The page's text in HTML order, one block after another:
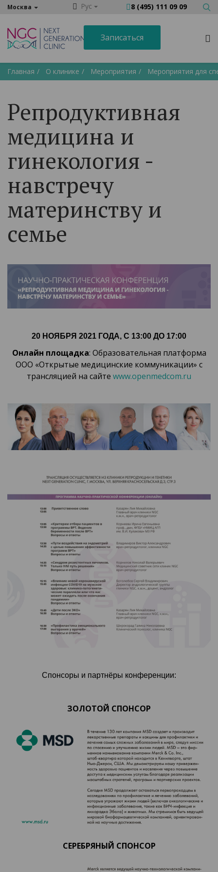
Москва Рус 8 (495) 111 09 09
Записаться
Главная О клинике Мероприятия Мероприятия для
Репродуктивная
медицина и
гинекология -
навстречу
материнству и
семье
20 НОЯБРЯ 2021 ГОДА, С 13:00 ДО 17:00
Онлайн площадка: Образовательная платформа
ООО «Открытые медицинские коммуникации» с
трансляцией на сайте www.openmedcom.ru
Спонсоры и партнёры конференции:
ЗОЛОТОЙ СПОНСОР
СЕРЕБРЯНЫЙ СПОНСОР